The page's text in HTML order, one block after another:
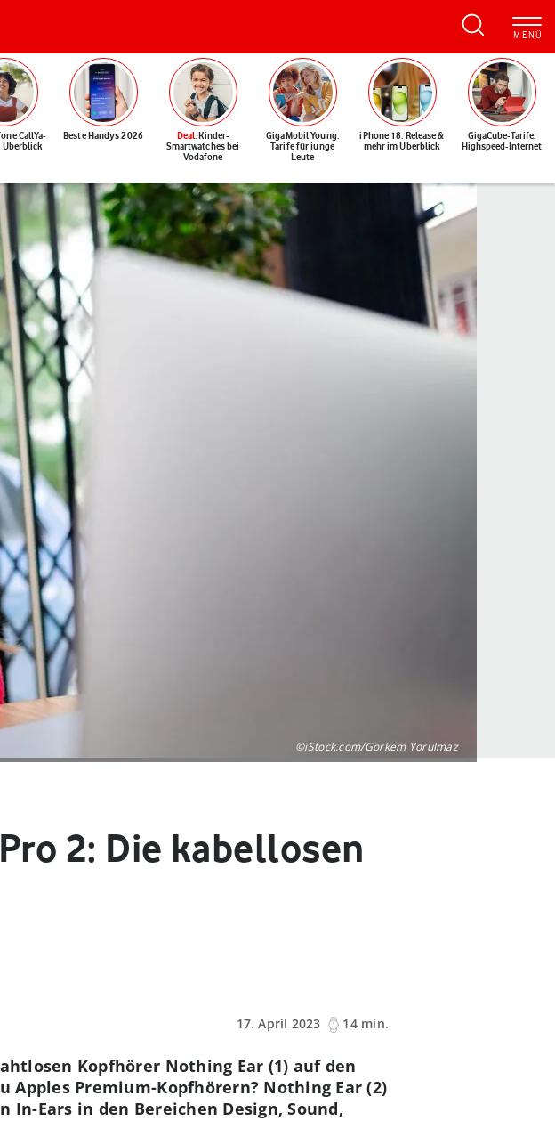
CallYa-
Überblick
Beste Handys 2026 Deal: Kinder-
Smartwatches bei
Vodafone
GigaMobil Young:
Tarife für junge
Leute
iPhone 18: Release &
mehr im Überblick
GigaCube-Tarife:
Highspeed-Internet
©iStock.com/Gorkem Yorulmaz
2: Die kabellosen
17. April 2023
14 min.
Kopfhörer Nothing Ear (1) auf den
Apples Premium-Kopfhörern? Nothing Ear (2)
In-Ears in den Bereichen Design, Sound,